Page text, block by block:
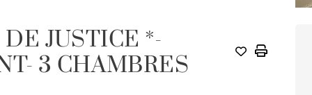
JUSTICE *-
3 CHAMBRES